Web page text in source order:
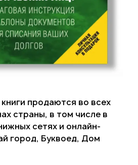
продаются во всех
страны, в том числе в
сетях и онлайн-
город, Буквоед, Дом